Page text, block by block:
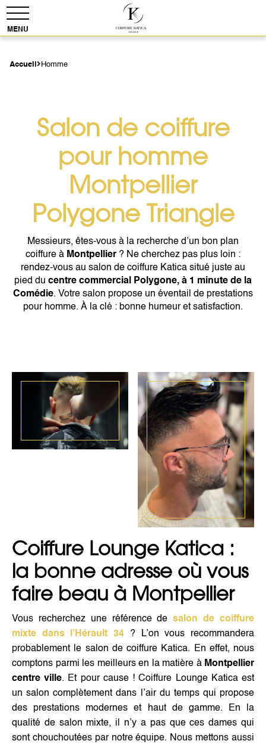
Accueil Homme
Salon de coiffure
pour homme
Montpellier
Polygone Triangle
Messieurs, êtes-vous à la recherche d’un bon plan
coiffure à Montpellier ? Ne cherchez pas plus loin :
rendez-vous au salon de coiffure Katica situé juste au
pied du centre commercial Polygone, à 1 minute de la
Comédie. Votre salon propose un éventail de prestations
pour homme. À la clé : bonne humeur et satisfaction.
Coiffure Lounge Katica :
la bonne adresse où vous
faire beau à Montpellier
Vous recherchez une référence desalon de coiffure
mixte dans l’Hérault 34 ? L’on vous recommandera
probablement le salon de coiffure Katica. En effet, nous
comptons parmi les meilleurs en la matière à Montpellier
centre ville. Et pour cause ! Coiffure Lounge Katica est
un salon complètement dans l’air du temps qui propose
des prestations modernes et haut de gamme. En la
qualité de salon mixte, il n’y a pas que ces dames qui
sont chouchoutées par notre équipe. Nous mettons aussi